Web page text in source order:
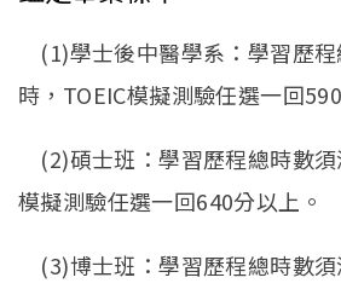
(1)學士後中醫學系：學習歷
時，TOEIC模擬測驗任選一回
(2)碩士班：學習歷程總時數須
模擬測驗任選一回640分以上。
(3)博士班：學習歷程總時數須